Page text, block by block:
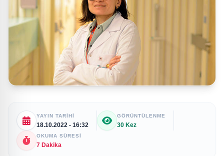
YAYIN TARIHI
18.10.2022 - 16:32
GÖRÜNTÜLENME
30 Kez
OKUMA SÜRESI
7 Dakika